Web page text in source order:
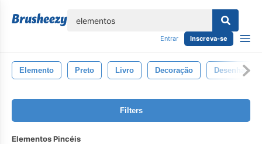
Entrar Inscreva-se
Elemento Preto Livro Decoração Desenhar
Filters
Elementos Pincéis